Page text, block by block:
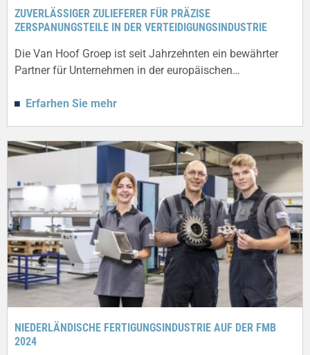
ZUVERLÄSSIGER ZULIEFERER FÜR PRÄZISE
ZERSPANUNGSTEILE IN DER VERTEIDIGUNGSINDUSTRIE
Die Van Hoof Groep ist seit Jahrzehnten ein bewährter
Partner für Unternehmen in der europäischen…
Erfarhen Sie mehr
NIEDERLÄNDISCHE FERTIGUNGSINDUSTRIE AUF DER FMB
2024